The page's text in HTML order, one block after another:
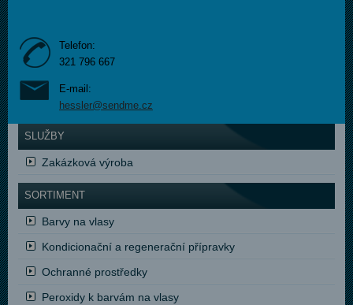
Telefon:
321 796 667
E-mail:
hessler@sendme.cz
SLUŽBY
Zakázková výroba
SORTIMENT
Barvy na vlasy
Kondicionační a regenerační přípravky
Ochranné prostředky
Peroxidy k barvám na vlasy